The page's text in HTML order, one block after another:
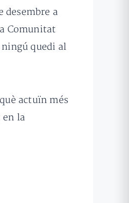
desembre a
Comunitat
quedi al
actuïn més
la